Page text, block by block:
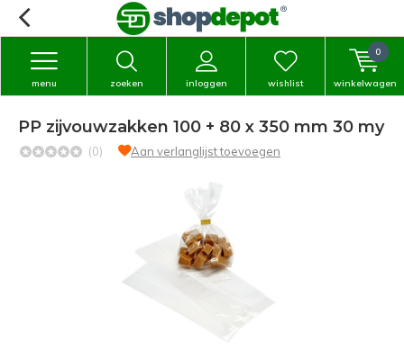
zoeken inloggen
menu wishlist winkelwagen
0
PP zijvouwzakken 100 + 80 x 350 mm 30 my
(0) Aan verlanglijst toevoegen